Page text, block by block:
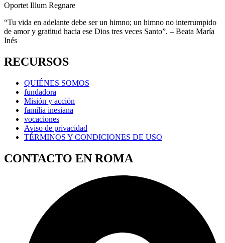
Oportet Illum Regnare
“Tu vida en adelante debe ser un himno; un himno no interrumpido
de amor y gratitud hacia ese Dios tres veces Santo”. – Beata María
Inés
RECURSOS
QUIÉNES SOMOS
fundadora
Misión y acción
familia inesiana
vocaciones
Aviso de privacidad
TÉRMINOS Y CONDICIONES DE USO
CONTACTO EN ROMA